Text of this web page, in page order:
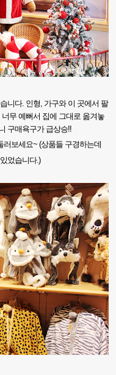
니다. 인형 가구와 이 곳에서 팔
너무 예뻐서 집에 그대로 옮겨놓
구매욕구가 급상승!!
러보세요~ (상품들 구경하는데
었습니다.)